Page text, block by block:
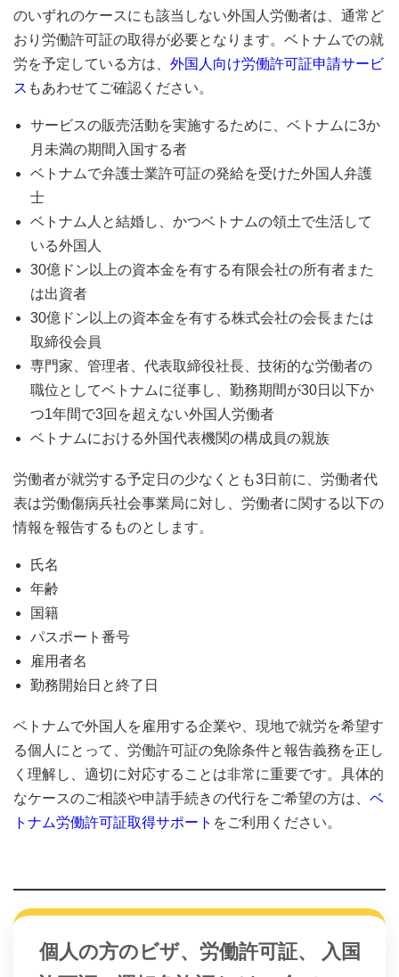
のいずれのケースにも該当しない外国人労働者は、通常ど
おり労働許可証の取得が必要となります。ベトナムでの就
労を予定している方は、 外国人向け労働許可証申請サービ
ス もあわせてご確認ください。
サービスの販売活動を実施するために、ベトナムに3か
月未満の期間入国する者
ベトナムで弁護士業許可証の発給を受けた外国人弁護
士
ベトナム人と結婚し、かつベトナムの領土で生活して
いる外国人
30億ドン以上の資本金を有する有限会社の所有者また
は出資者
30億ドン以上の資本金を有する株式会社の会長または
取締役会員
専門家、管理者、代表取締役社長、技術的な労働者の
職位としてベトナムに従事し、勤務期間が30日以下か
つ1年間で3回を超えない外国人労働者
ベトナムにおける外国代表機関の構成員の親族
労働者が就労する予定日の少なくとも3日前に、労働者代
表は労働傷病兵社会事業局に対し、労働者に関する以下の
情報を報告するものとします。
氏名
年齢
国籍
パスポート番号
雇用者名
勤務開始日と終了日
ベトナムで外国人を雇用する企業や、現地で就労を希望す
る個人にとって、労働許可証の免除条件と報告義務を正し
く理解し、適切に対応することは非常に重要です。具体的
なケースのご相談や申請手続きの代行をご希望の方は、 ベ
トナム労働許可証取得サポート をご利用ください。
個人の方のビザ、労働許可証、 入国